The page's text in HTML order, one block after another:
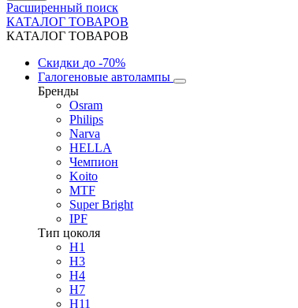
Расширенный поиск
КАТАЛОГ ТОВАРОВ
КАТАЛОГ ТОВАРОВ
Скидки до -70%
Галогеновые автолампы
Бренды
Osram
Philips
Narva
HELLA
Чемпион
Koito
MTF
Super Bright
IPF
Тип цоколя
H1
H3
H4
H7
H11